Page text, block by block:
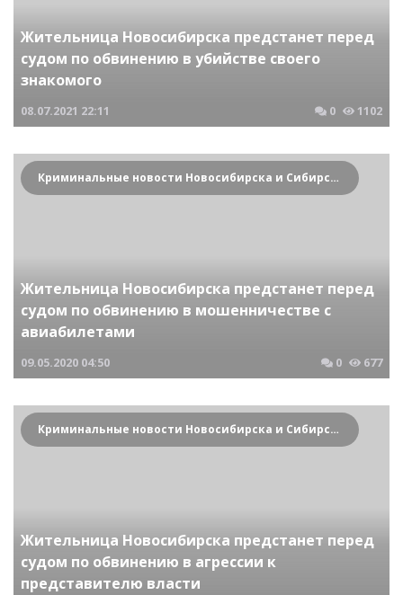
Жительница Новосибирска предстанет перед
судом по обвинению в убийстве своего
знакомого
08.07.2021 22:11 0 1102
Криминальные новости Новосибирска и Сибирского региона
Жительница Новосибирска предстанет перед
судом по обвинению в мошенничестве с
авиабилетами
09.05.2020 04:50 0 677
Криминальные новости Новосибирска и Сибирского региона
Жительница Новосибирска предстанет перед
судом по обвинению в агрессии к
представителю власти